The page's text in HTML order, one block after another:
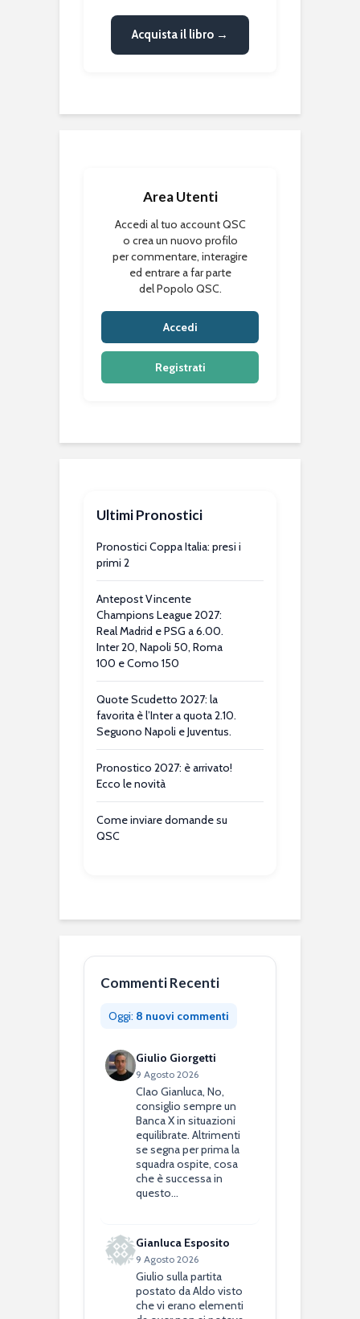
Acquista il libro →
Area Utenti
Accedi al tuo account QSC
o crea un nuovo profilo
per commentare, interagire
ed entrare a far parte
del Popolo QSC.
Accedi
Registrati
Ultimi Pronostici
Pronostici Coppa Italia: presi i
primi 2
Antepost Vincente
Champions League 2027:
Real Madrid e PSG a 6.00.
Inter 20, Napoli 50, Roma
100 e Como 150
Quote Scudetto 2027: la
favorita è l’Inter a quota 2.10.
Seguono Napoli e Juventus.
Pronostico 2027: è arrivato!
Ecco le novità
Come inviare domande su
QSC
Commenti Recenti
Oggi: 8 nuovi commenti
Giulio Giorgetti
9 Agosto 2026
CIao Gianluca, No,
consiglio sempre un
Banca X in situazioni
equilibrate. Altrimenti
se segna per prima la
squadra ospite, cosa
che è successa in
questo…
Gianluca Esposito
9 Agosto 2026
Giulio sulla partita
postato da Aldo visto
che vi erano elementi